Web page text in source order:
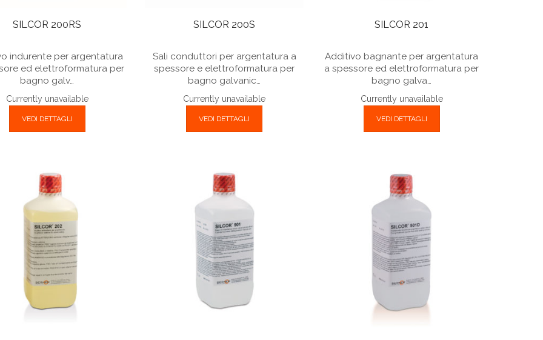
SILCOR 200RS
indurente per argentatura
ed elettroformatura per
bagno galv…
Currently unavailable
VEDI DETTAGLI
SILCOR 200S
Sali conduttori per argentatura a
spessore e elettroformatura per
bagno galvanic…
Currently unavailable
VEDI DETTAGLI
SILCOR 201
Additivo bagnante per argentatura
a spessore ed elettroformatura per
bagno galva…
Currently unavailable
VEDI DETTAGLI